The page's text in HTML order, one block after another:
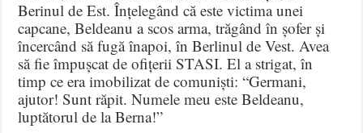
Berinul de Est. Înțelegând că este victima unei
capcane, Beldeanu a scos arma, trăgând în șofer și
încercând să fugă înapoi, în Berlinul de Vest. Avea
să fie împușcat de ofițerii STASI. El a strigat, în
timp ce era imobilizat de comuniști: “Germani,
ajutor! Sunt răpit. Numele meu este Beldeanu,
luptătorul de la Berna!”